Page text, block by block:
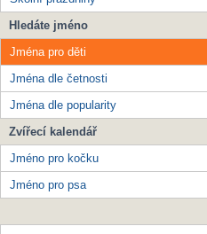
Hledáte jméno
Jména pro děti
Jména dle četnosti
Jména dle popularity
Zvířecí kalendář
Jméno pro kočku
Jméno pro psa